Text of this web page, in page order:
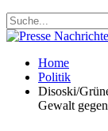
Home
Politik
Disoski/
Gewalt